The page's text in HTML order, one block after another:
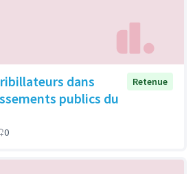
dans
publics du
Retenue
0